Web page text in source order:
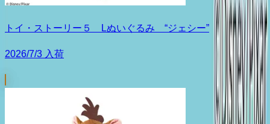
トイ・ストーリー５ Lぬいぐるみ “ジェシー”
2026/7/3 入荷